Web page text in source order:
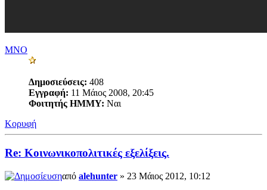
MNO
Δημοσιεύσεις: 408
Εγγραφή: 11 Μάιος 2008, 20:45
Φοιτητής ΗΜΜΥ: Ναι
Κορυφή
Re: Κοινωνικοπολιτικές εξελίξεις.
από alehunter » 23 Μάιος 2012, 10:12